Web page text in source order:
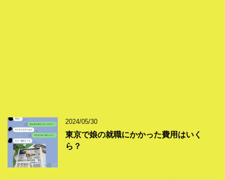
2024/05/30
東京で娘の就職にかかった費用はいく
ら？